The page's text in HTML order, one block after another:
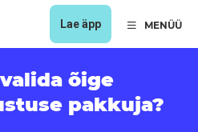
Lae äpp MENÜÜ
õige
pakkuja?